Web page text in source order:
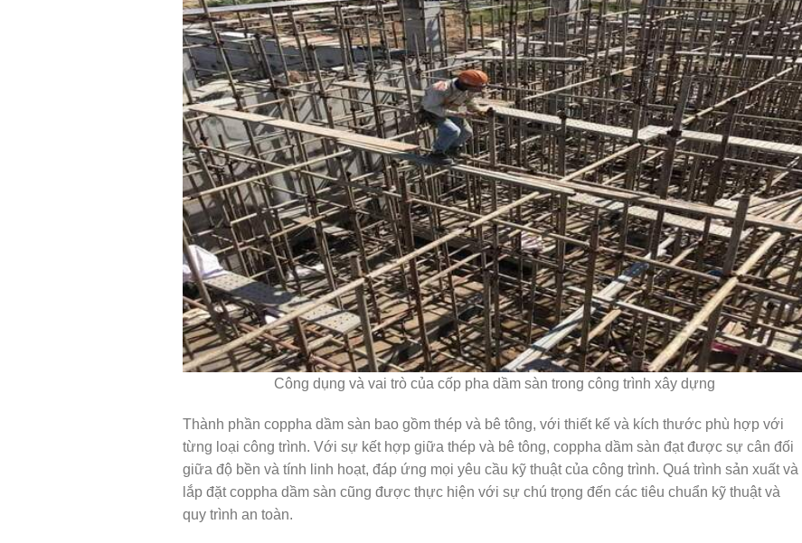
Công dụng và vai trò của cốp pha dầm sàn trong công trình xây dựng
Thành phần coppha dầm sàn bao gồm thép và bê tông, với thiết kế và kích thước phù hợp với
từng loại công trình. Với sự kết hợp giữa thép và bê tông, coppha dầm sàn đạt được sự cân đối
giữa độ bền và tính linh hoạt, đáp ứng mọi yêu cầu kỹ thuật của công trình. Quá trình sản xuất và
lắp đặt coppha dầm sàn cũng được thực hiện với sự chú trọng đến các tiêu chuẩn kỹ thuật và
quy trình an toàn.